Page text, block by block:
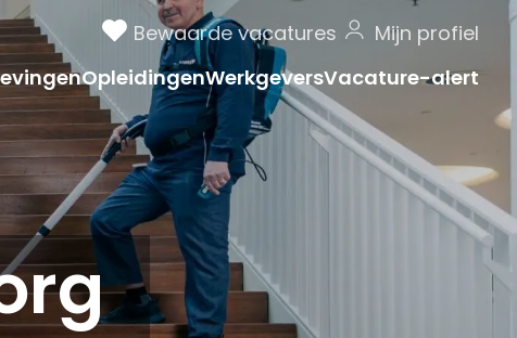
Bewaarde vacatures
Mijn profiel
OpleidingenWerkgeversVacature-alert